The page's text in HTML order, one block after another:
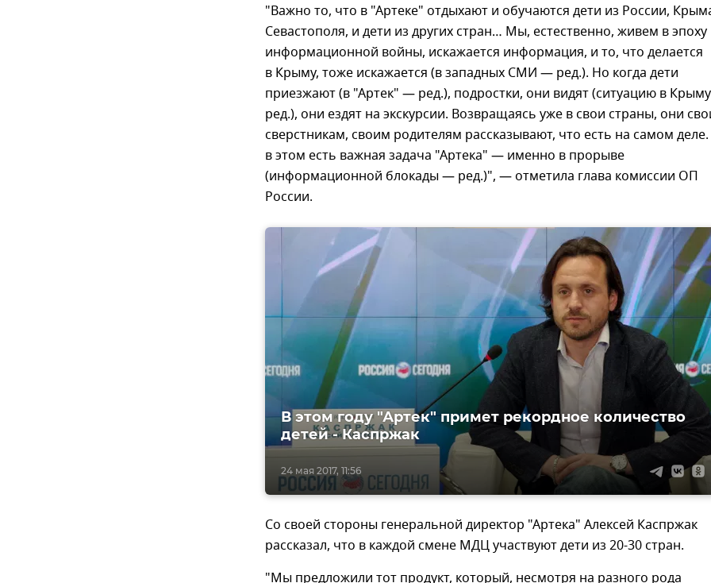
"Важно то, что в "Артеке" отдыхают и обучаются дети из России,
Севастополя, и дети из других стран… Мы, естественно, живем в эпоху
информационной войны, искажается информация, и то, что делается
в Крыму, тоже искажается (в западных СМИ — ред.). Но когда дети
приезжают (в "Артек" — ред.), подростки, они видят (ситуацию в
ред.), они ездят на экскурсии. Возвращаясь уже в свои страны, они
сверстникам, своим родителям рассказывают, что есть на самом
в этом есть важная задача "Артека" — именно в прорыве
(информационной блокады — ред.)", — отметила глава комиссии ОП
России.
24 мая 2017, 11:56
В этом году "Артек" примет рекордное количество
детей - Каспржак
Со своей стороны генеральной директор "Артека" Алексей Каспржак
рассказал, что в каждой смене МДЦ участвуют дети из 20-30 стран.
"Мы предложили тот продукт, который, несмотря на разного рода